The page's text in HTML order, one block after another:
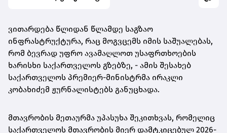
ვითარდება წლიდან წლამდე საგზაო
ინფრასტრუქტურა, რაც მოგვცემს იმის საშუალებას,
რომ ბევრად უფრო ავამაღლოთ უსაფრთხოების
ხარისხი საქართველოს გზებზე, - ამის შესახებ
საქართველოს პრემიერ-მინისტრმა ირაკლი
კობახიძემ ჟურნალისტებს განუცხადა.
მთავრობის მეთაურმა უპასუხა შეკითხვას, რომელიც
საქართველოს მთავრობის მიერ დამტკიცებულ 2026-